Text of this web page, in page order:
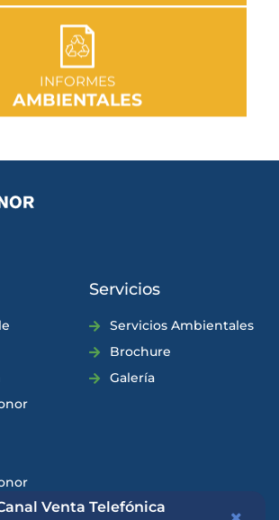
Venta Telefónica
INFORMES
AMBIENTALES
IR A SECCIÓN
Servicios
Servicios Ambientales
Brochure
Galería